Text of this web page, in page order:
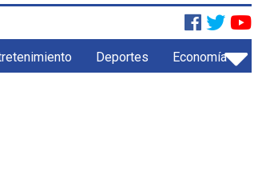
Deportes Economía